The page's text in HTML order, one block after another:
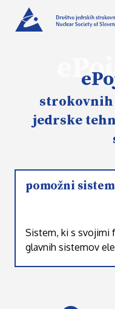
strokovnih
jedrske
pomožni sistem
Sistem, ki s svojimi
glavnih sistemov